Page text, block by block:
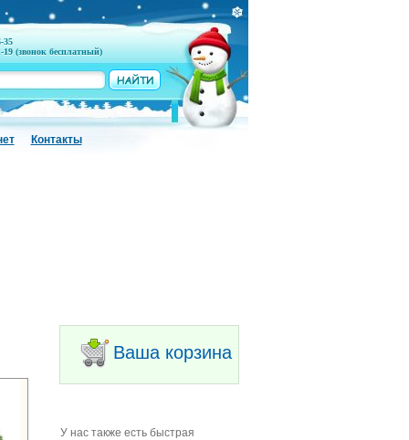
35
19 (звонок бесплатный)
Контакты
Ваша корзина
У нас также есть быстрая